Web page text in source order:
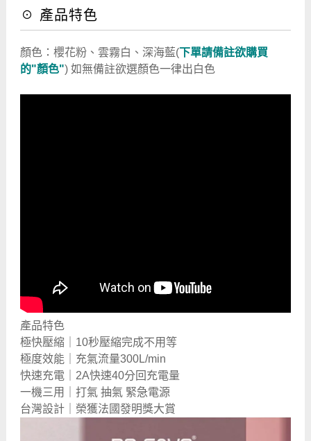
☉ 產品特色
顏色：櫻花粉、雲霧白、深海藍(下單請備註欲購買
的"顏色") 如無備註欲選顏色一律出白色
產品特色
極快壓縮｜10秒壓縮完成不用等
極度效能｜充氣流量300L/min
快速充電｜2A快速40分回充電量
一機三用｜打氣 抽氣 緊急電源
台灣設計｜榮獲法國發明獎大賞